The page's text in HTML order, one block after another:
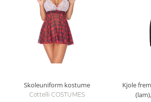
Skoleuniform kostume
Cottelli COSTUMES
Kjole